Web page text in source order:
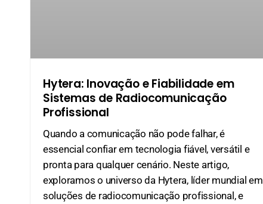
Hytera: Inovação e Fiabilidade em
Sistemas de Radiocomunicação
Profissional
Quando a comunicação não pode falhar, é
essencial confiar em tecnologia fiável, versátil e
pronta para qualquer cenário. Neste artigo,
exploramos o universo da Hytera, líder mundial em
soluções de radiocomunicação profissional, e